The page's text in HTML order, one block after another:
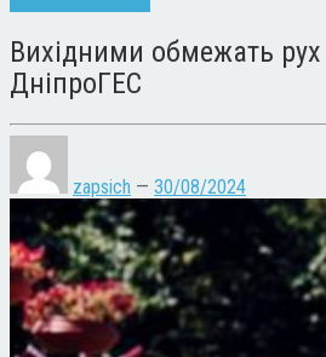
Вихідними обмежать
ДніпроГЕС
zapsich — 30/08/2024